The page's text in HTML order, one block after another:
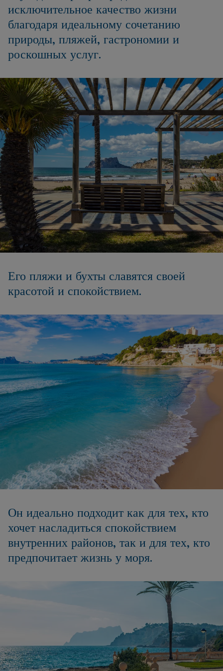
исключительное качество жизни
благодаря идеальному сочетанию
природы, пляжей, гастрономии и
роскошных услуг.
Его пляжи и бухты славятся своей
красотой и спокойствием.
Он идеально подходит как для тех, кто
хочет насладиться спокойствием
внутренних районов, так и для тех, кто
предпочитает жизнь у моря.